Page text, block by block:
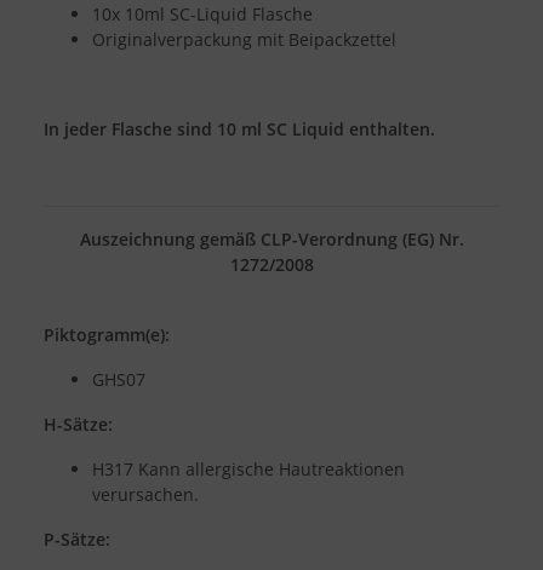
10x 10ml SC-Liquid Flasche
Originalverpackung mit Beipackzettel
In jeder Flasche sind 10 ml SC Liquid enthalten.
Auszeichnung gemäß CLP-Verordnung (EG) Nr.
1272/2008
Piktogramm(e):
GHS07
H-Sätze:
H317 Kann allergische Hautreaktionen
verursachen.
P-Sätze: